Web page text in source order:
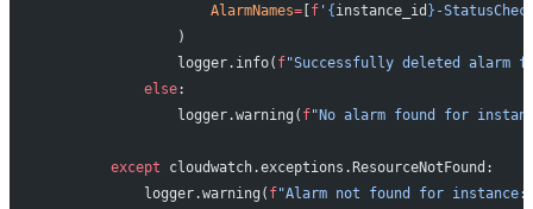
                    AlarmNames
=[f' {instance_id } -
                )
                logger.info(
f"Successfully deleted alarm
            else
:
                logger.warning(
f"No alarm found for
        except
cloudwatch.exceptions.ResourceNotFound:
            logger.warning(
f"Alarm not found for